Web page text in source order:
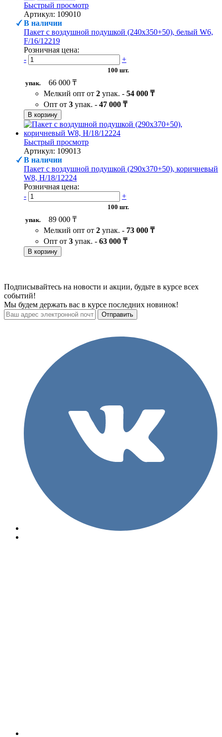
Быстрый просмотр
Артикул: 109010
В наличии
Пакет с воздушной подушкой (240х350+50), белый W6,
F/16/12219
Розничная цена:
-
+
100 шт.
упак.
66 000 ₸
Мелкий опт от 2 упак. - 54 000 ₸
Опт от 3 упак. - 47 000 ₸
В корзину
Быстрый просмотр
Артикул: 109013
В наличии
Пакет с воздушной подушкой (290х370+50), коричневый
W8, H/18/12224
Розничная цена:
-
+
100 шт.
упак.
89 000 ₸
Мелкий опт от 2 упак. - 73 000 ₸
Опт от 3 упак. - 63 000 ₸
В корзину
Подписывайтесь на новости и акции, будьте в курсе всех
событий!
Мы будем держать вас в курсе последних новинок!